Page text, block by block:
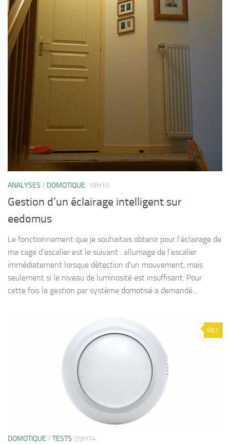
ANALYSES / DOMOTIQUE 18H10
Gestion d’un éclairage intelligent sur
eedomus
Le fonctionnement que je souhaitais obtenir pour l’éclairage de
ma cage d’escalier est le suivant : allumage de l’escalier
immédiatement lorsque détection d’un mouvement, mais
seulement si le niveau de luminosité est insuffisant. Pour
cette fois la gestion par système domotisé a demandé...
2
DOMOTIQUE / TESTS 09H14